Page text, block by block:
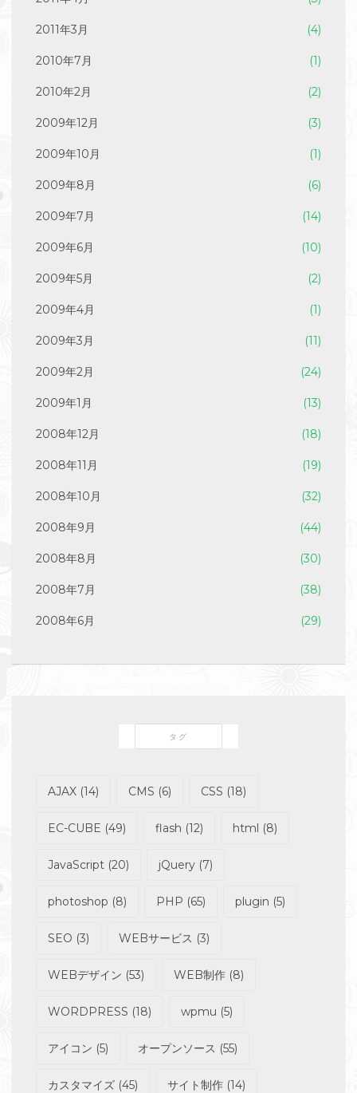
2011年3月 (4)
2010年7月 (1)
2010年2月 (2)
2009年12月 (3)
2009年10月 (1)
2009年8月 (6)
2009年7月 (14)
2009年6月 (10)
2009年5月 (2)
2009年4月 (1)
2009年3月 (11)
2009年2月 (24)
2009年1月 (13)
2008年12月 (18)
2008年11月 (19)
2008年10月 (32)
2008年9月 (44)
2008年8月 (30)
2008年7月 (38)
2008年6月 (29)
タグ
AJAX (14) CMS (6) CSS (18)
EC-CUBE (49) flash (12) html (8)
JavaScript (20) jQuery (7)
photoshop (8) PHP (65) plugin (5)
SEO (3) WEBサービス (3)
WEBデザイン (53) WEB制作 (8)
WORDPRESS (18) wpmu (5)
アイコン (5) オープンソース (55)
カスタマイズ (45) サイト制作 (14)